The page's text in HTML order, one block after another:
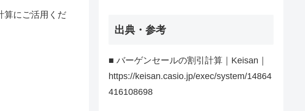
算にご活用くだ
出典・参考
■ バーゲンセールの割引計算｜Keisan｜
https://keisan.casio.jp/exec/system/14864
416108698